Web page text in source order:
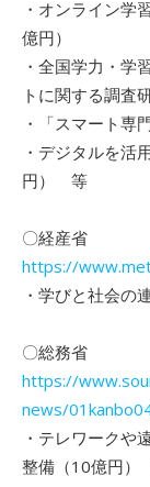
・オンライン学
億円）
・全国学力・学
トに関する調査
・「スマート専
・デジタルを活
円） 等
〇経産省
https://
・学びと社会
〇総務省
https://
news/
・テレワークや
整備（10億円